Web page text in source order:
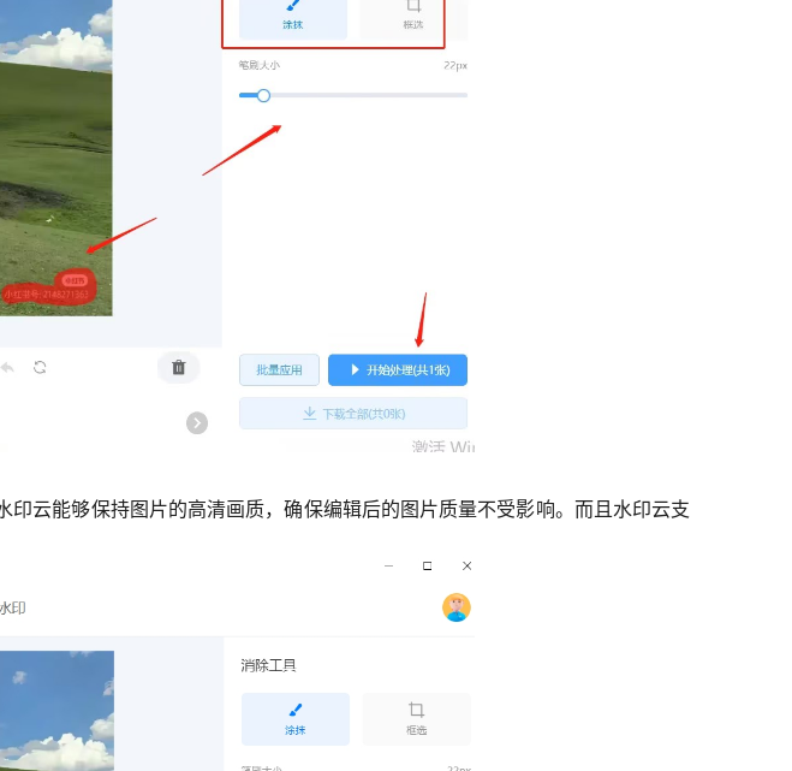
云能够保持图片的高清画质，确保编辑后的图片质量不受影响。而且水印云支